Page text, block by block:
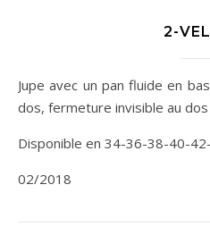
2-
Jupe avec un pan fluide en bas, pinces à la taille devant et
dos, fermeture invisible au
Disponible en 34-36-38-40-
02/2018